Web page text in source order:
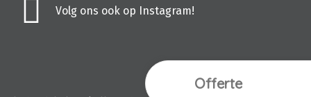
Volg ons ook op Instagram!
OfferteWebdesign Vanoo